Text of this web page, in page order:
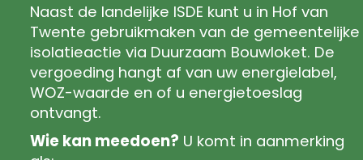
Naast de landelijke ISDE kunt u in Hof van
Twente gebruikmaken van de gemeentelijke
isolatieactie via Duurzaam Bouwloket. De
vergoeding hangt af van uw energielabel,
WOZ-waarde en of u energietoeslag
ontvangt.
Wie kan meedoen? U komt in aanmerking